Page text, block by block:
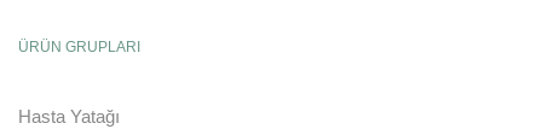
ÜRÜN GRUPLARI
Hasta Yatağı